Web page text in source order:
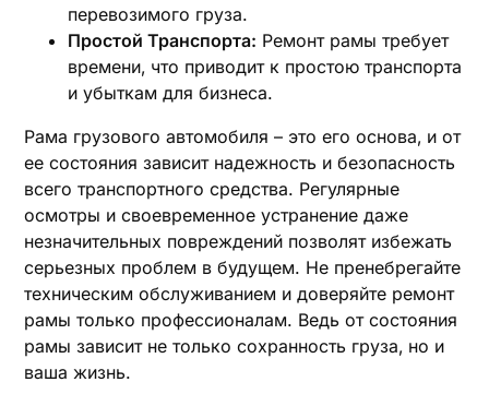
перевозимого груза.
Простой Транспорта: Ремонт рамы требует
времени‚ что приводит к простою транспорта
и убыткам для бизнеса.
Рама грузового автомобиля – это его основа‚ и от
ее состояния зависит надежность и безопасность
всего транспортного средства. Регулярные
осмотры и своевременное устранение даже
незначительных повреждений позволят избежать
серьезных проблем в будущем. Не пренебрегайте
техническим обслуживанием и доверяйте ремонт
рамы только профессионалам. Ведь от состояния
рамы зависит не только сохранность груза‚ но и
ваша жизнь.